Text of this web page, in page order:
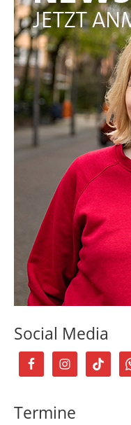
Social Media
Termine